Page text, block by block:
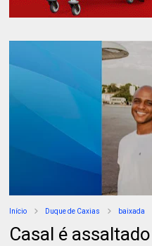
Início Duque de Caxias baixada
Casal é